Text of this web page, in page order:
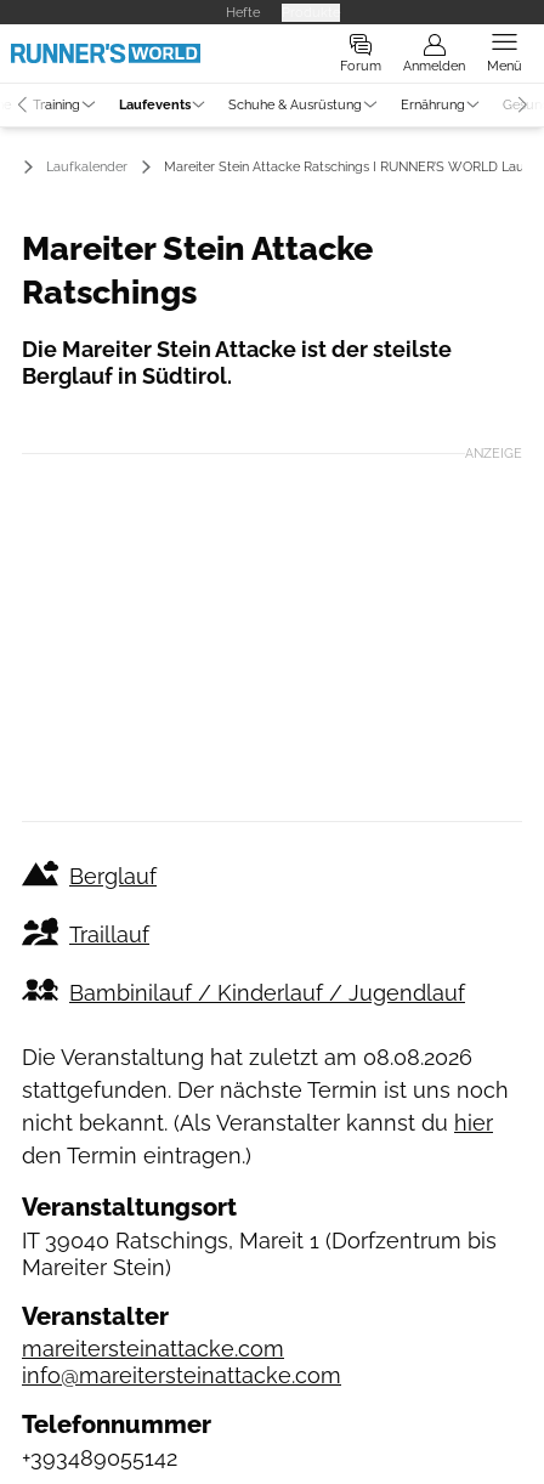
Hefte
Forum Anmelden Menü
Training Laufevents Schuhe & Ausrüstung Ernährung
Laufkalender Mareiter Stein Attacke Ratschings I RUNNER’S WORLD
Mareiter Stein Attacke
Ratschings
Die Mareiter Stein Attacke ist der steilste
Berglauf in Südtirol.
ANZEIGE
Berglauf
Traillauf
Bambinilauf / Kinderlauf / Jugendlauf
Die Veranstaltung hat zuletzt am 08.08.2026
stattgefunden. Der nächste Termin ist uns noch
nicht bekannt. (Als Veranstalter kannst du hier
den Termin eintragen.)
Veranstaltungsort
IT 39040 Ratschings, Mareit 1 (Dorfzentrum bis
Mareiter Stein)
Veranstalter
mareitersteinattacke.com
info@mareitersteinattacke.com
Telefonnummer
+393489055142